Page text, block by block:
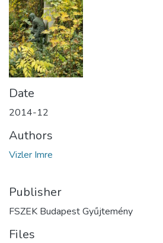
Date
2014-12
Authors
Vizler Imre
Publisher
FSZEK Budapest Gyűjtemény
Files